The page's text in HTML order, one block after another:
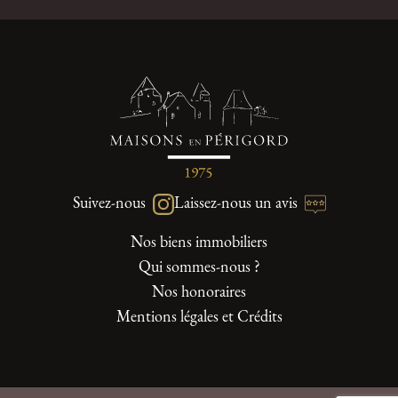
Suivez-nous Laissez-nous un avis
Nos biens immobiliers
Qui sommes-nous ?
Nos honoraires
Mentions légales et Crédits